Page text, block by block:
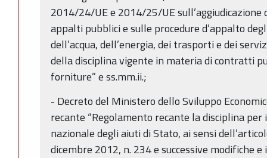
2014/24/UE e 2014/25/UE sull’aggiudicazione
appalti pubblici e sulle procedure d’appalto
dell’acqua, dell’energia, dei trasporti e dei
della disciplina vigente in materia di contratti
forniture” e ss.mm.ii.;
- Decreto del Ministero dello Sviluppo
recante “Regolamento recante la disciplina
nazionale degli aiuti di Stato, ai sensi
dicembre 2012, n. 234 e successive modifiche